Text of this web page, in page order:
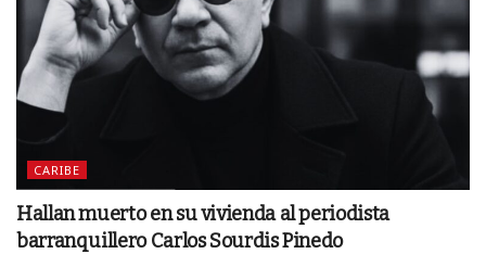
CARIBE
Hallan muerto en su vivienda al periodista
barranquillero Carlos Sourdis Pinedo